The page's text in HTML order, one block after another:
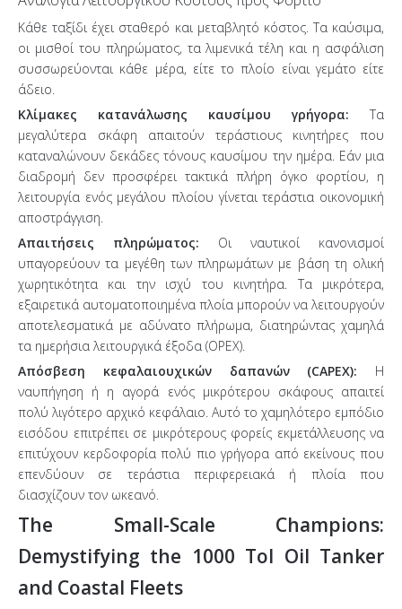
Κάθε ταξίδι έχει σταθερό και μεταβλητό κόστος. Τα καύσιμα,
οι μισθοί του πληρώματος, τα λιμενικά τέλη και η ασφάλιση
συσσωρεύονται κάθε μέρα, είτε το πλοίο είναι γεμάτο είτε
άδειο.
Κλίμακες κατανάλωσης καυσίμου γρήγορα: Τα
μεγαλύτερα σκάφη απαιτούν τεράστιους κινητήρες που
καταναλώνουν δεκάδες τόνους καυσίμου την ημέρα. Εάν μια
διαδρομή δεν προσφέρει τακτικά πλήρη όγκο φορτίου, η
λειτουργία ενός μεγάλου πλοίου γίνεται τεράστια οικονομική
αποστράγγιση.
Απαιτήσεις πληρώματος: Οι ναυτικοί κανονισμοί
υπαγορεύουν τα μεγέθη των πληρωμάτων με βάση τη ολική
χωρητικότητα και την ισχύ του κινητήρα. Τα μικρότερα,
εξαιρετικά αυτοματοποιημένα πλοία μπορούν να λειτουργούν
αποτελεσματικά με αδύνατο πλήρωμα, διατηρώντας χαμηλά
τα ημερήσια λειτουργικά έξοδα (OPEX).
Απόσβεση κεφαλαιουχικών δαπανών (CAPEX): Η
ναυπήγηση ή η αγορά ενός μικρότερου σκάφους απαιτεί
πολύ λιγότερο αρχικό κεφάλαιο. Αυτό το χαμηλότερο εμπόδιο
εισόδου επιτρέπει σε μικρότερους φορείς εκμετάλλευσης να
επιτύχουν κερδοφορία πολύ πιο γρήγορα από εκείνους που
επενδύουν σε τεράστια περιφερειακά ή πλοία που
διασχίζουν τον ωκεανό.
The Small-Scale Champions:
Demystifying the 1000 Tol Oil Tanker
and Coastal Fleets